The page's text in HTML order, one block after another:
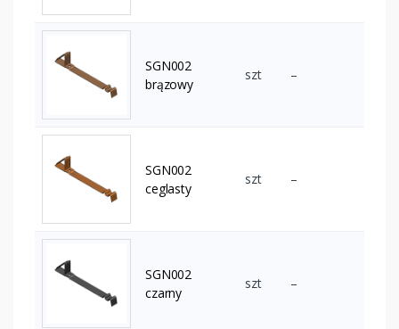
SGN002
brązowy
szt –
SGN002
ceglasty
szt –
SGN002
czarny
szt –